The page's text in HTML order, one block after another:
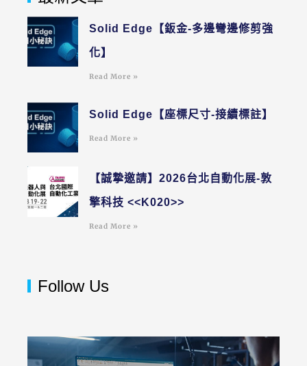
Solid Edge【鈑金-多邊彎邊修剪強
化】
Read More »
Solid Edge【座標尺寸-接續標註】
Read More »
【誠摯邀請】2026台北自動化展-敦
擎科技 <<K020>>
Read More »
Follow Us